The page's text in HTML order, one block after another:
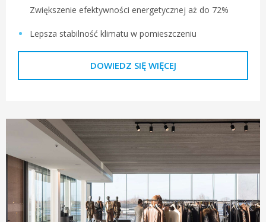
Zwiększenie efektywności energetycznej aż do 72%
Lepsza stabilność klimatu w pomieszczeniu
DOWIEDZ SIĘ WIĘCEJ